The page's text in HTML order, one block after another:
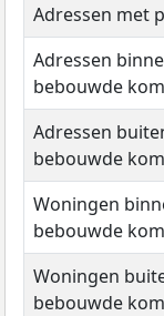
Adressen met
Adressen
bebouwde kom
Adressen
bebouwde kom
Woningen
bebouwde kom
Woningen
bebouwde kom